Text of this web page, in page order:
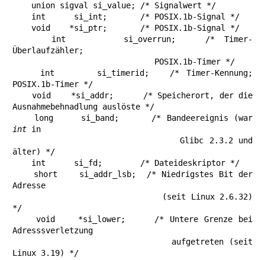
Überlaufzähler;
POSIX.1b-Timer */
    void    *si_addr;      /* Speicherort, der die
Ausnahmebehnadlung auslöste */
int in
                              Glibc 2.3.2 und
älter) */
Adresse
*/
Adresssverletzung
Linux 3.19) */